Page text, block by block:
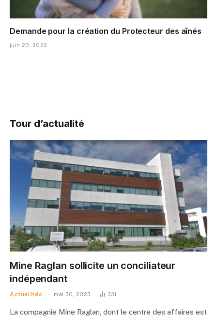
Demande pour la création du Protecteur des aînés
juin 20, 2022
Tour d’actualité
Mine Raglan sollicite un conciliateur
indépendant
Actualités mai 30, 2023 331
La compagnie Mine Raglan, dont le centre des affaires est